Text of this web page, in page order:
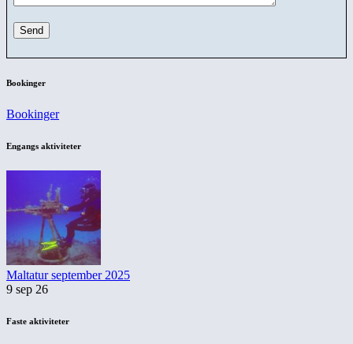
Bookinger
Bookinger
Engangs aktiviteter
Maltatur september 2025
9 sep 26
Faste aktiviteter